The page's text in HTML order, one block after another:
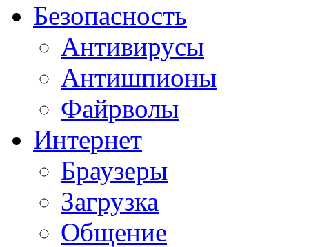
Безопасность
Антивирусы
Антишпионы
Файрволы
Интернет
Браузеры
Загрузка
Общение